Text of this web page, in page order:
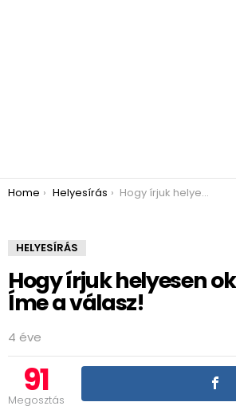
You are here:
Home Helyesírás Hogy írjuk helyesen okostelefon – Íme a válasz!
HELYESÍRÁS
Hogy írjuk helyesen
Íme a válasz!
4 éve
91
Megosztás